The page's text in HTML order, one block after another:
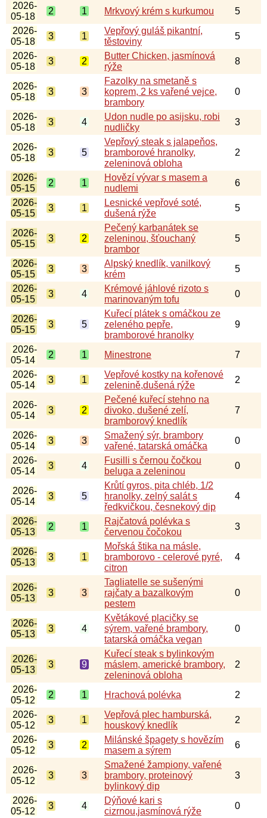
2026-
05-18
2 1 Mrkvový krém s kurkumou
5
2026-
05-18
3 1
Vepřový guláš pikantní,
těstoviny
5
2026-
05-18
3 2
Butter Chicken, jasmínová
rýže
8
2026-
05-18
3 3
Fazolky na smetaně s
koprem, 2 ks vařené vejce,
brambory
0
2026-
05-18
3 4
Udon nudle po asijsku, robi
nudličky
3
2026-
05-18
3 5
Vepřový steak s jalapeňos,
bramborové hranolky,
zeleninová obloha
2
2026-
05-15
2 1
Hovězí vývar s masem a
nudlemi
6
2026-
05-15
3 1
Lesnické vepřové soté,
dušená rýže
5
2026-
05-15
3 2
Pečený karbanátek se
zeleninou, šťouchaný
brambor
5
2026-
05-15
3 3
Alpský knedlík, vanilkový
krém
5
2026-
05-15
3 4
Krémové jáhlové rizoto s
marinovaným tofu
0
2026-
05-15
3 5
Kuřecí plátek s omáčkou ze
zeleného pepře,
bramborové hranolky
9
2026-
05-14
2 1 Minestrone
7
2026-
05-14
3 1
Vepřové kostky na kořenové
zelenině,dušená rýže
2
2026-
05-14
3 2
Pečené kuřecí stehno na
divoko, dušené zelí,
bramborový knedlík
7
2026-
05-14
3 3
Smažený sýr, brambory
vařené, tatarská omáčka
0
2026-
05-14
3 4
Fusilli s černou čočkou
beluga a zeleninou
0
2026-
05-14
3 5
Krůtí gyros, pita chléb, 1/2
hranolky, zelný salát s
ředkvičkou, česnekový dip
4
2026-
05-13
2 1
Rajčatová polévka s
červenou čočokou
3
2026-
05-13
3 1
Mořská štika na másle,
bramborovo - celerové pyré,
citron
4
2026-
05-13
3 3
Tagliatelle se sušenými
rajčaty a bazalkovým
pestem
0
2026-
05-13
3 4
Květákové placičky se
sýrem, vařené brambory,
tatarská omáčka vegan
0
2026-
05-13
3 9
Kuřecí steak s bylinkovým
máslem, americké brambory,
zeleninová obloha
2
2026-
05-12
2 1 Hrachová polévka
2
2026-
05-12
3 1
Vepřová plec hamburská,
houskový knedlík
2
2026-
05-12
3 2
Milánské špagety s hovězím
masem a sýrem
6
2026-
05-12
3 3
Smažené žampiony, vařené
brambory, proteinový
bylinkový dip
3
2026-
05-12
3 4
Dýňové kari s
cizrnou,jasmínová rýže
0